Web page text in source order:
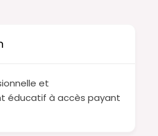
et
éducatif à accès payant